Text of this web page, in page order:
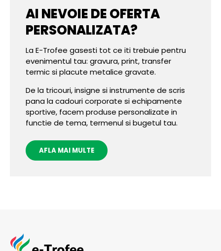
AI NEVOIE DE OFERTA
PERSONALIZATA?
La E-Trofee gasesti tot ce iti trebuie pentru
evenimentul tau: gravura, print, transfer
termic si placute metalice gravate.
De la tricouri, insigne si instrumente de scris
pana la cadouri corporate si echipamente
sportive, facem produse personalizate in
functie de tema, termenul si bugetul tau.
AFLA MAI MULTE